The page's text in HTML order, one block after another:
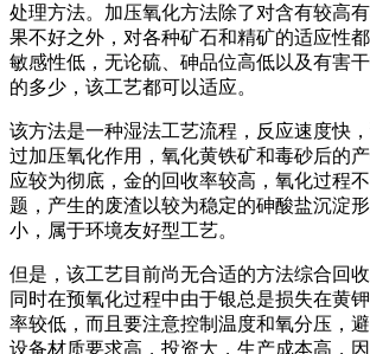
处理方法。加压氧化方法除了对含有较高
果不好之外，对各种矿石和精矿的适应性
敏感性低，无论硫、砷品位高低以及有害
的多少，该工艺都可以适应。
该方法是一种湿法工艺流程，反应速度快
过加压氧化作用，氧化黄铁矿和毒砂后的
应较为彻底，金的回收率较高，氧化过程
题，产生的废渣以较为稳定的砷酸盐沉淀
小，属于环境友好型工艺。
但是，该工艺目前尚无合适的方法综合回
同时在预氧化过程中由于银总是损失在黄
率较低，而且要注意控制温度和氧分压，
设备材质要求高，投资大，生产成本高，